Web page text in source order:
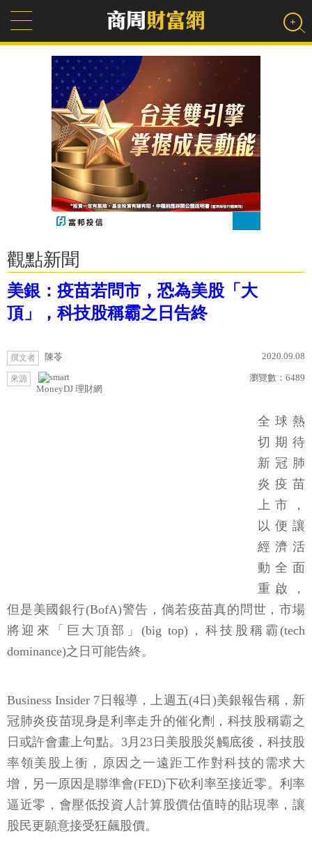
觀點新聞
美銀：疫苗若問市，恐為美股「大
頂」，科技股稱霸之日告終
撰文者 陳苓 2020.09.08
來源
MoneyDJ 理財網
瀏覽數： 6489
全球熱
切期待
新冠肺
炎疫苗
上市，
以便讓
經濟活
動全面
重啟，
但是美國銀行(BofA)警告，倘若疫苗真的問世，市場
將迎來「巨大頂部」(big top)，科技股稱霸(tech
dominance)之日可能告終。
Business Insider 7日報導，上週五(4日)美銀報告稱，新
冠肺炎疫苗現身是利率走升的催化劑，科技股稱霸之
日或許會畫上句點。3月23日美股股災觸底後，科技股
率領美股上衝，原因之一遠距工作對科技的需求大
增，另一原因是聯準會(FED)下砍利率至接近零。利率
逼近零，會壓低投資人計算股價估值時的貼現率，讓
股民更願意接受狂飆股價。